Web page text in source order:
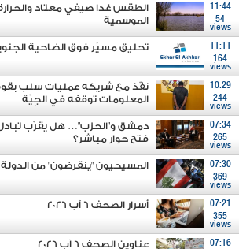
11:44
54
views
الطقس غدا صيفي معتاد
الموسمية
11:11
164
views
تحليق مسيّر فوق الضاحية
10:29
244
views
نفّذ مع شريكه عمليات سلب
المعلومات توقفه في الجِيّة
07:34
265
views
دمشق و"الحزب"… هل يقرّب تبادل
فتح حوار مباشر؟
07:30
369
views
المسيحيون "ينقرضون" من الدولة
07:21
355
views
أسرار الصحف 6 آب 2026
07:16
عناوين الصحف 6 آب 2026